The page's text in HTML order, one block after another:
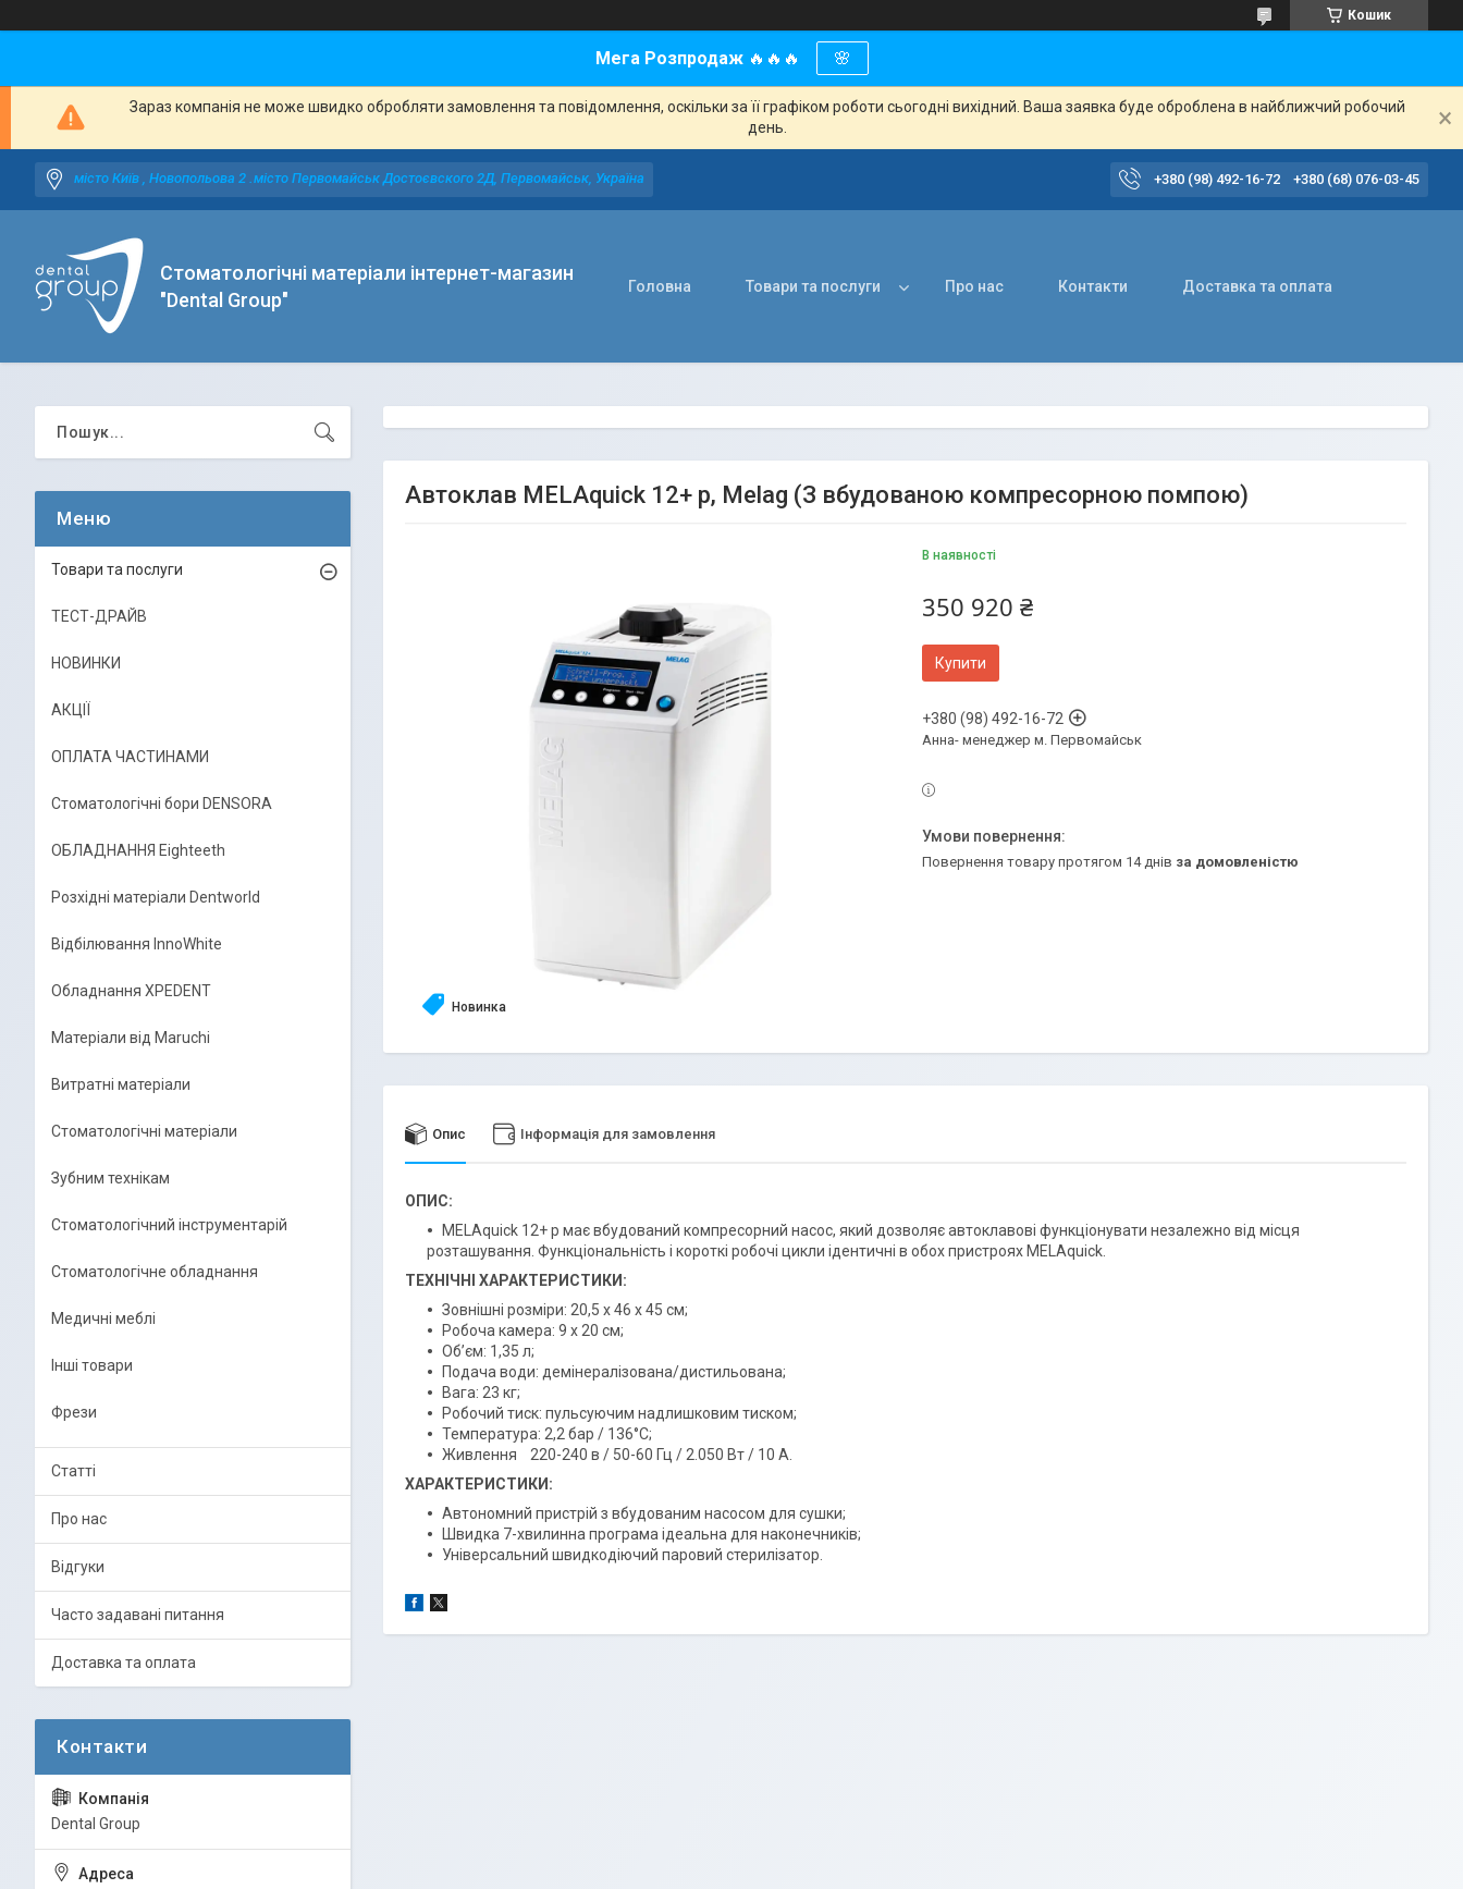
Кошик
Мега Розпродаж 🔥🔥🔥 🌸
Зараз компанія не може швидко обробляти замовлення та повідомлення, оскільки за її графіком роботи сьогодні вихідний. Ваша заявка буде оброблена в найближчий робочий
день.
місто Київ , Новопольова 2 .місто Первомайськ Достоєвского 2Д, Первомайськ, Україна +380 (98) 492-16-72 +380 (68) 076-03-45
Стоматологічні матеріали інтернет-магазин
"Dental Group"
Головна Товари та послуги Про нас Контакти Доставка та оплата
Автоклав MELAquick 12+ p, Melag (З вбудованою компресорною помпою)
Новинка
В наявності
350 920 ₴
Купити
+380 (98) 492-16-72
Анна- менеджер м. Первомайськ
повернення товару протягом 14 днів за домовленістю
Опис Інформація для замовлення
ОПИС:
MELAquick 12+ p має вбудований компресорний насос, який дозволяє автоклавові функціонувати незалежно від місця
розташування. Функціональність і короткі робочі цикли ідентичні в обох пристроях MELAquick.
ТЕХНІЧНІ ХАРАКТЕРИСТИКИ:
Зовнішні розміри: 20,5 х 46 х 45 см;
Робоча камера: 9 х 20 см;
Об’єм: 1,35 л;
Подача води: демінералізована/дистильована;
Вага: 23 кг;
Робочий тиск: пульсуючим надлишковим тиском;
Температура: 2,2 бар / 136°С;
Живлення 220-240 в / 50-60 Гц / 2.050 Вт / 10 А.
ХАРАКТЕРИСТИКИ:
Автономний пристрій з вбудованим насосом для сушки;
Швидка 7-хвилинна програма ідеальна для наконечників;
Універсальний швидкодіючий паровий стерилізатор.
Товари та послуги
ТЕСТ-ДРАЙВ
НОВИНКИ
АКЦІЇ
ОПЛАТА ЧАСТИНАМИ
Стоматологічні бори DENSORA
ОБЛАДНАННЯ Eighteeth
Розхідні матеріали Dentworld
Відбілювання InnoWhite
Обладнання XPEDENT
Матеріали від Maruchi
Витратні матеріали
Стоматологічні матеріали
Зубним технікам
Стоматологічний інструментарій
Стоматологічне обладнання
Медичні меблі
Інші товари
Фрези
Статті
Про нас
Відгуки
Часто задавані питання
Доставка та оплата
Dental Group